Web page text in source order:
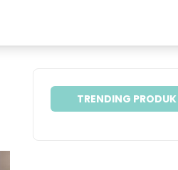
TRENDING PRODUK